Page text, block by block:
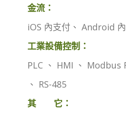
金流：
iOS 內支付、 Android
工業設備控制：
PLC 、 HMI 、 Modbus
、 RS-485
其 它：